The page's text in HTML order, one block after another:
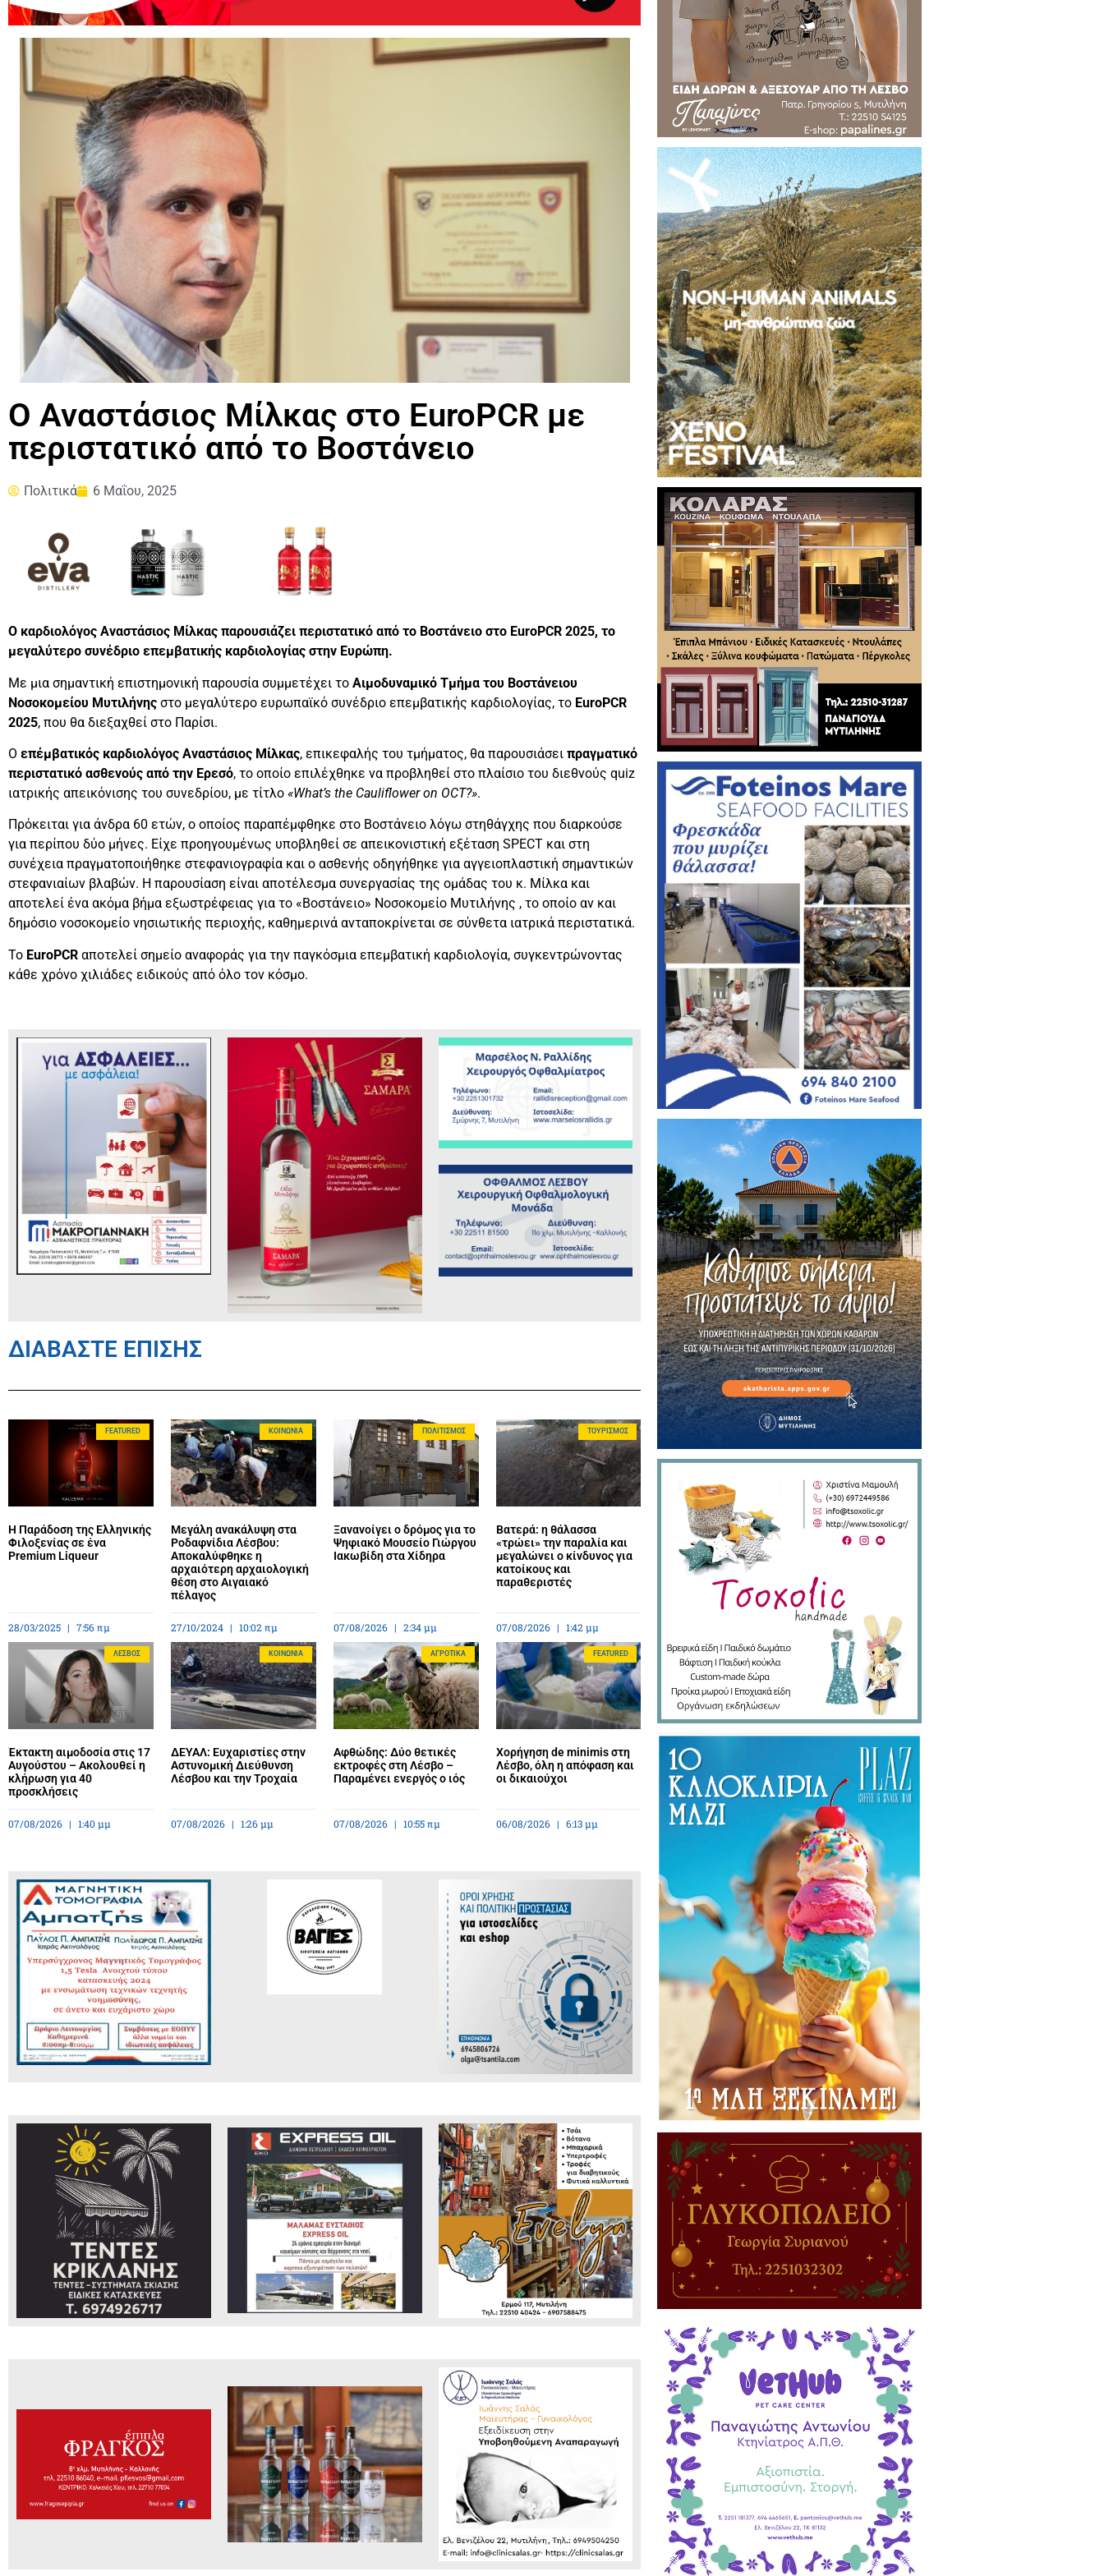
Ο Αναστάσιος Μίλκας στο EuroPCR με
περιστατικό από το Βοστάνειο
Πολιτικά 6 Μαΐου, 2025
Ο καρδιολόγος Αναστάσιος Μίλκας παρουσιάζει περιστατικό από το Βοστάνειο στο EuroPCR 2025, το
μεγαλύτερο συνέδριο επεμβατικής καρδιολογίας στην Ευρώπη.
Με μια σημαντική επιστημονική παρουσία συμμετέχει το Αιμοδυναμικό Τμήμα του Βοστάνειου
Νοσοκομείου Μυτιλήνης στο μεγαλύτερο ευρωπαϊκό συνέδριο επεμβατικής καρδιολογίας, το EuroPCR
2025, που θα διεξαχθεί στο Παρίσι.
Ο επέμβατικός καρδιολόγος Αναστάσιος Μίλκας, επικεφαλής του τμήματος, θα παρουσιάσει πραγματικό
περιστατικό ασθενούς από την Ερεσό, το οποίο επιλέχθηκε να προβληθεί στο πλαίσιο του διεθνούς quiz
ιατρικής απεικόνισης του συνεδρίου, με τίτλο «What’s the Cauliflower on OCT?».
Πρόκειται για άνδρα 60 ετών, ο οποίος παραπέμφθηκε στο Βοστάνειο λόγω στηθάγχης που διαρκούσε
για περίπου δύο μήνες. Είχε προηγουμένως υποβληθεί σε απεικονιστική εξέταση SPECT και στη
συνέχεια πραγματοποιήθηκε στεφανιογραφία και ο ασθενής οδηγήθηκε για αγγειοπλαστική σημαντικών
στεφανιαίων βλαβών. Η παρουσίαση είναι αποτέλεσμα συνεργασίας της ομάδας του κ. Μίλκα και
αποτελεί ένα ακόμα βήμα εξωστρέφειας για το «Βοστάνειο» Νοσοκομείο Μυτιλήνης , το οποίο αν και
δημόσιο νοσοκομείο νησιωτικής περιοχής, καθημερινά ανταποκρίνεται σε σύνθετα ιατρικά περιστατικά.
Το EuroPCR αποτελεί σημείο αναφοράς για την παγκόσμια επεμβατική καρδιολογία, συγκεντρώνοντας
κάθε χρόνο χιλιάδες ειδικούς από όλο τον κόσμο.
ΔΙΑΒΑΣΤΕ ΕΠΙΣΗΣ
FEATURED
Η Παράδοση της Ελληνικής
Φιλοξενίας σε ένα
Premium Liqueur
28/03/2025 7:56 πμ
ΚΟΙΝΩΝΊΑ
Μεγάλη ανακάλυψη στα
Ροδαφνίδια Λέσβου:
Αποκαλύφθηκε η
αρχαιότερη αρχαιολογική
θέση στο Αιγαιακό
πέλαγος
27/10/2024 10:02 πμ
ΠΟΛΙΤΙΣΜΌΣ
Ξανανοίγει ο δρόμος για το
Ψηφιακό Μουσείο Γιώργου
Ιακωβίδη στα Χίδηρα
07/08/2026 2:34 μμ
ΤΟΥΡΙΣΜΌΣ
Βατερά: η θάλασσα
«τρώει» την παραλία και
μεγαλώνει ο κίνδυνος για
κατοίκους και
παραθεριστές
07/08/2026 1:42 μμ
ΛΈΣΒΟΣ
Έκτακτη αιμοδοσία στις 17
Αυγούστου – Ακολουθεί η
κλήρωση για 40
προσκλήσεις
07/08/2026 1:40 μμ
ΚΟΙΝΩΝΊΑ
ΔΕΥΑΛ: Ευχαριστίες στην
Αστυνομική Διεύθυνση
Λέσβου και την Τροχαία
07/08/2026 1:26 μμ
ΑΓΡΟΤΙΚΆ
Αφθώδης: Δύο θετικές
εκτροφές στη Λέσβο –
Παραμένει ενεργός ο ιός
07/08/2026 10:55 πμ
FEATURED
Χορήγηση de minimis στη
Λέσβο, όλη η απόφαση και
οι δικαιούχοι
06/08/2026 6:13 μμ